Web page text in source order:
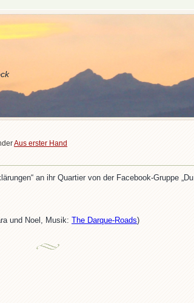
Aus erster Hand
an ihr Quartier von der Facebook-Gruppe „Du
und Noel, Musik: The Darque-Roads)